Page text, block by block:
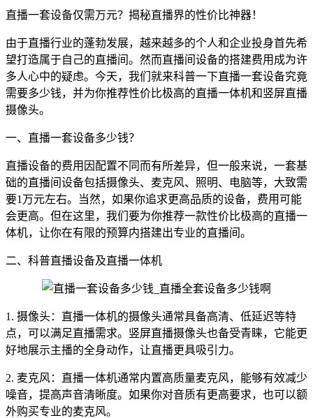
直播一套设备仅需万元？揭秘直播界的性价比神器！
由于直播行业的蓬勃发展，越来越多的个人和企业投身首先希
望打造属于自己的直播间。然而直播间设备的搭建费用成为许
多人心中的疑虑。今天，我们就来科普一下直播一套设备究竟
需要多少钱，并为你推荐性价比极高的直播一体机和竖屏直播
摄像头。
一、直播一套设备多少钱？
直播设备的费用因配置不同而有所差异，但一般来说，一套基
础的直播间设备包括摄像头、麦克风、照明、电脑等，大致需
要1万元左右。当然，如果你追求更高品质的设备，费用可能
会更高。但在这里，我们要为你推荐一款性价比极高的直播一
体机，让你在有限的预算内搭建出专业的直播间。
二、科普直播设备及直播一体机
1. 摄像头：直播一体机的摄像头通常具备高清、低延迟等特
点，可以满足直播需求。竖屏直播摄像头也备受青睐，它能更
好地展示主播的全身动作，让直播更具吸引力。
2. 麦克风：直播一体机通常内置高质量麦克风，能够有效减少
噪音，提高声音清晰度。如果你对音质有更高要求，也可以额
外购买专业的麦克风。